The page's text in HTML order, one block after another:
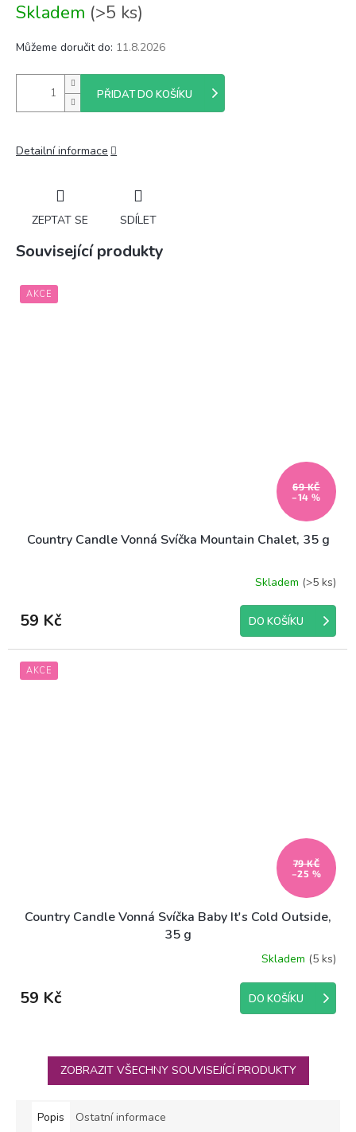
cena:
Skladem (>5 ks)
Můžeme doručit do: 11.8.2026
PŘIDAT DO KOŠÍKU
Detailní informace
ZEPTAT SE SDÍLET
Související produkty
AKCE
69 KČ
–14 %
Country Candle Vonná Svíčka Mountain Chalet, 35 g
Skladem (>5 ks)
59 Kč DO KOŠÍKU
AKCE
79 KČ
–25 %
Country Candle Vonná Svíčka Baby It's Cold Outside,
35 g
Skladem (5 ks)
59 Kč DO KOŠÍKU
ZOBRAZIT VŠECHNY SOUVISEJÍCÍ PRODUKTY
Popis Ostatní informace